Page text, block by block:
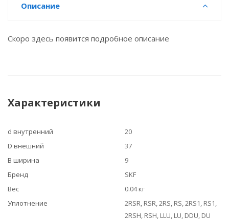
Описание
Скоро здесь появится подробное описание
Характеристики
d внутренний
20
D внешний
37
B ширина
9
Бренд
SKF
Вес
0.04 кг
Уплотнение
2RSR, RSR, 2RS, RS, 2RS1, RS1,
2RSH, RSH, LLU, LU, DDU, DU